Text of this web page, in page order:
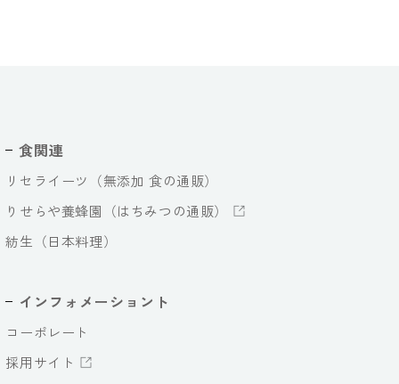
食関連
リセライーツ（無添加 食の通販）
りせらや養蜂園（はちみつの通販）
紡生（日本料理）
インフォメーショント
コーポレート
採用サイト